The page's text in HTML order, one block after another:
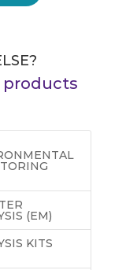
products
(EM)
KITS